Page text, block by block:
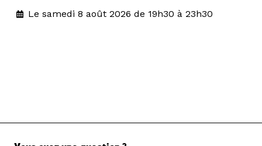
Le samedi 8 août 2026 de 19h30 à 23h30